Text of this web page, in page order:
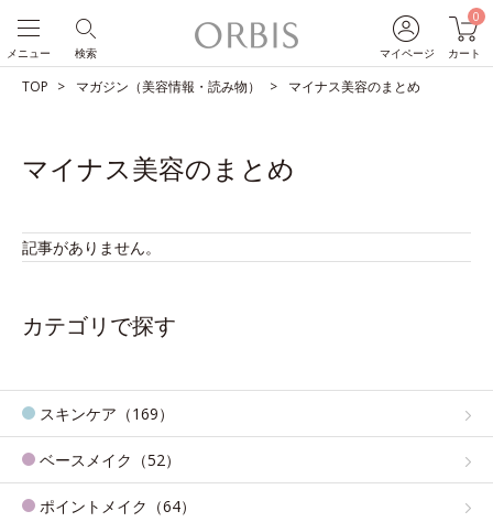
マイページ
0
カート
検索
メニュー
TOP マガジン（美容情報・読み物） マイナス美容のまとめ
マイナス美容のまとめ
記事がありません。
カテゴリで探す
スキンケア（169）
ベースメイク（52）
ポイントメイク（64）